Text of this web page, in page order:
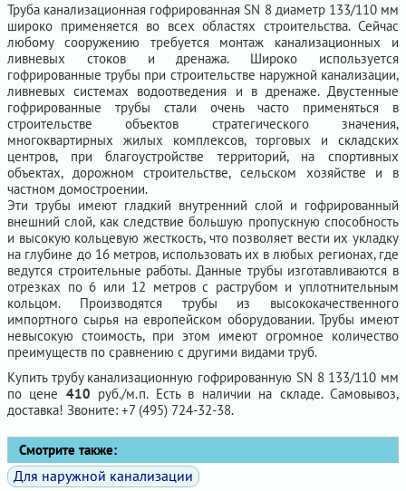
Труба канализационная гофрированная SN 8 диаметр 133/110 мм
широко применяется во всех областях строительства. Сейчас
любому сооружению требуется монтаж канализационных и
ливневых стоков и дренажа. Широко используется
гофрированные трубы при строительстве наружной канализации,
ливневых системах водоотведения и в дренаже. Двустенные
гофрированные трубы стали очень часто применяться в
строительстве объектов стратегического значения,
многоквартирных жилых комплексов, торговых и складских
центров, при благоустройстве территорий, на спортивных
объектах, дорожном строительстве, сельском хозяйстве и в
частном домостроении.
Эти трубы имеют гладкий внутренний слой и гофрированный
внешний слой, как следствие большую пропускную способность
и высокую кольцевую жесткость, что позволяет вести их укладку
на глубине до 16 метров, использовать их в любых регионах, где
ведутся строительные работы. Данные трубы изготавливаются в
отрезках по 6 или 12 метров с раструбом и уплотнительным
кольцом. Производятся трубы из высококачественного
импортного сырья на европейском оборудовании. Трубы имеют
невысокую стоимость, при этом имеют огромное количество
преимуществ по сравнению с другими видами труб.
Купить трубу канализационную гофрированную SN 8 133/110 мм
по цене 410 руб./м.п. Есть в наличии на складе. Самовывоз,
доставка! Звоните: +7 (495) 724-32-38.
Смотрите также:
Для наружной канализации